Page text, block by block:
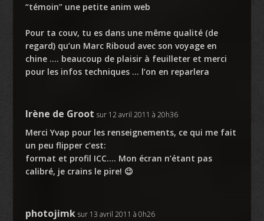
“témoin” une petite anim web
Pour ta couv, tu es dans une même qualité (de
regard) qu’un Marc Riboud avec son voyage en
chine …. beaucoup de plaisir à feuilleter et merci
pour les infos techniques … l’on en reparlera
Irène de Groot sur 12 avril 2011 à 20h36
Merci Yvap pour les renseignements, ce qui me fait
un peu flipper c’est:
format et profil ICC…. Mon écran n’étant pas
calibré, je crains le pire! 😉
photojimk sur 13 avril 2011 à 0h26